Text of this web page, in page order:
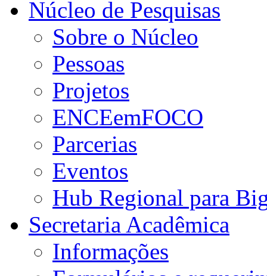
Núcleo de Pesquisas
Sobre o Núcleo
Pessoas
Projetos
ENCEemFOCO
Parcerias
Eventos
Hub Regional para
Secretaria Acadêmica
Informações